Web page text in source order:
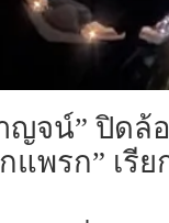
ญจน์” ปิดล้
แพรก” เรี